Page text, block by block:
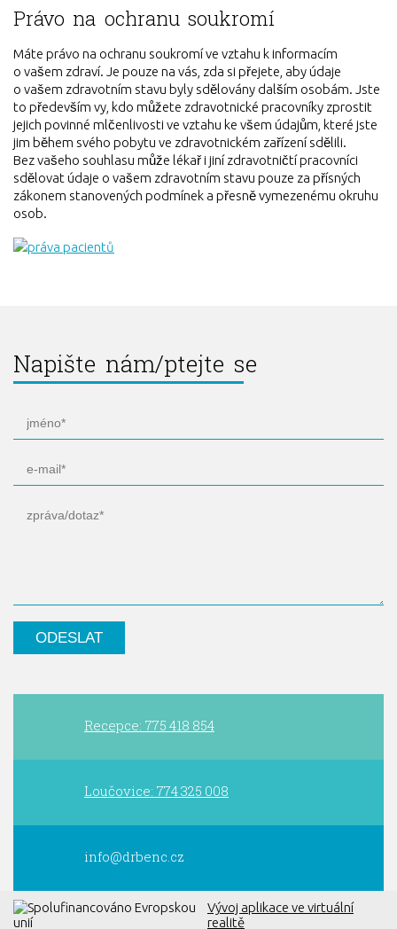
Právo na ochranu soukromí
Máte právo na ochranu soukromí ve vztahu k informacím
o vašem zdraví. Je pouze na vás, zda si přejete, aby údaje
o vašem zdravotním stavu byly sdělovány dalším osobám. Jste
to především vy, kdo můžete zdravotnické pracovníky zprostit
jejich povinné mlčenlivosti ve vztahu ke všem údajům, které jste
jim během svého pobytu ve zdravotnickém zařízení sdělili.
Bez vašeho souhlasu může lékař i jiní zdravotničtí pracovníci
sdělovat údaje o vašem zdravotním stavu pouze za přísných
zákonem stanovených podmínek a přesně vymezenému okruhu
osob.
Napište nám/ptejte se
Recepce: 775 418 854
Loučovice: 774 325 008
info@drbenc.cz
Vývoj aplikace ve virtuální
realitě